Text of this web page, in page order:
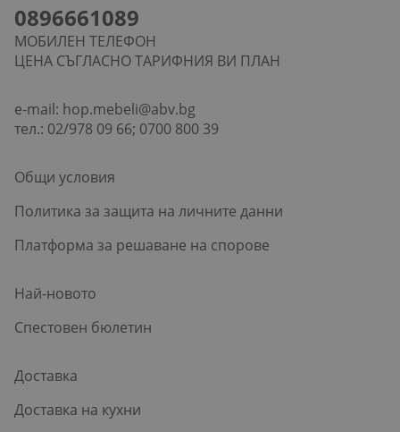
0896661089
МОБИЛЕН ТЕЛЕФОН
ЦЕНА СЪГЛАСНО ТАРИФНИЯ ВИ ПЛАН
e-mail: hop.mebeli@abv.bg
тел.: 02/978 09 66; 0700 800 39
Общи условия
Политика за защита на личните данни
Платформа за решаване на спорове
Най-новото
Спестовен бюлетин
Доставка
Доставка на кухни